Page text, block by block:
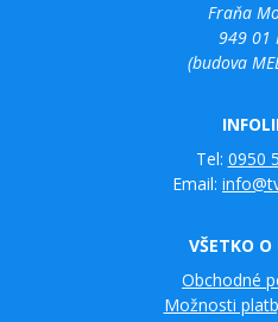
Fraňa
949 01
(budova
Tel: 0950
Email:
VŠETKO O
Obchodné
Možnosti